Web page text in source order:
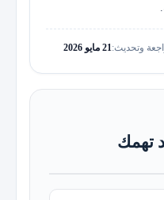
وتحديث:21 مايو 2026
تهمك